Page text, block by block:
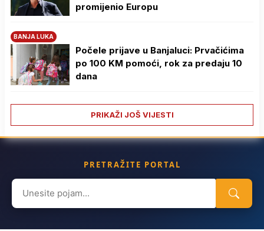
promijenio Europu
BANJA LUKA
Počele prijave u Banjaluci: Prvačićima
po 100 KM pomoći, rok za predaju 10
dana
PRIKAŽI JOŠ VIJESTI
PRETRAŽITE PORTAL
Search
for: